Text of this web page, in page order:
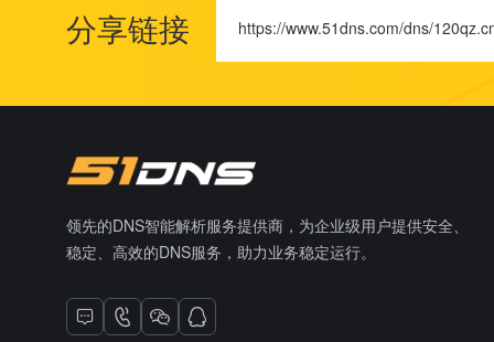
分享链接 https://www.51dns.com/dns/
领先的DNS智能解析服务提供商，为企业级用户提供安全、
稳定、高效的DNS服务，助力业务稳定运行。